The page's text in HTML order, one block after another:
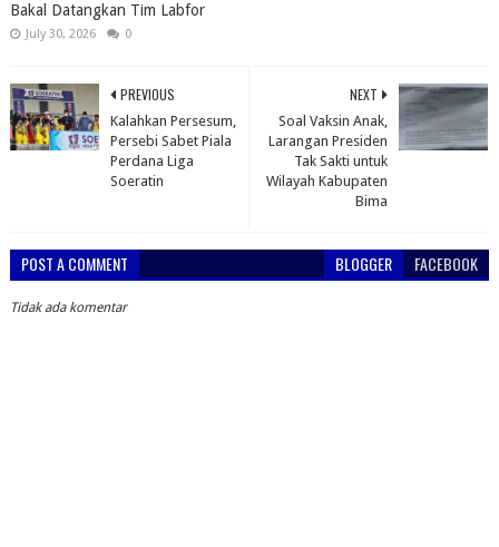
Bakal Datangkan Tim Labfor
July 30, 2026 0
NEXT
Soal Vaksin Anak,
Larangan Presiden
Tak Sakti untuk
Wilayah Kabupaten
Bima
PREVIOUS
Kalahkan Persesum,
Persebi Sabet Piala
Perdana Liga
Soeratin
POST A COMMENT BLOGGER FACEBOOK
Tidak ada komentar